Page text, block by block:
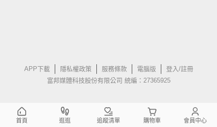
APP下載 隱私權政策 服務條款 電腦版
登入/註冊
富邦媒體科技股份有限公司 統編：27365925
首頁 逛逛 追蹤清單 購物車 會員中心